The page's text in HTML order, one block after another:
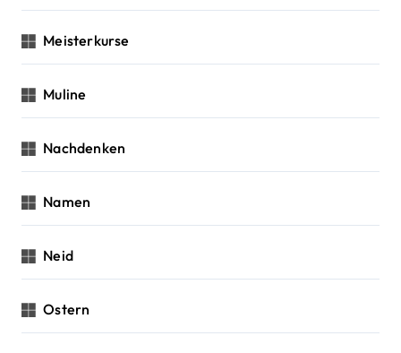
Meisterkurse
Muline
Nachdenken
Namen
Neid
Ostern